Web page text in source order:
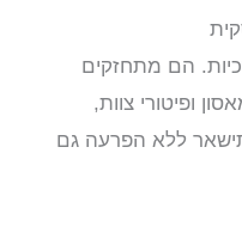
הם מתחזקים
ופיטורי צוות,
ללא הפרעה גם